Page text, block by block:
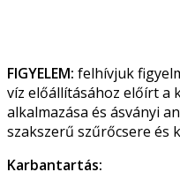
FIGYELEM: felhívjuk
víz előállításához előírt a
alkalmazása és ásványi
szakszerű szűrőcsere és
Karbantartás: